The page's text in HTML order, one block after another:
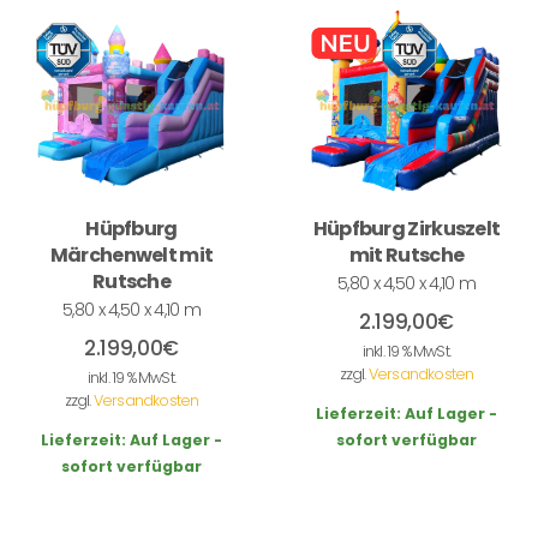
Hüpfburg
Märchenwelt mit
Rutsche
5,80 x 4,50 x 4,10 m
2.199,00€
inkl. 19 % MwSt.
zzgl.Versandkosten
Lieferzeit: Auf Lager -
sofort verfügbar
Hüpfburg Zirkuszelt
mit Rutsche
5,80 x 4,50 x 4,10 m
2.199,00€
inkl. 19 % MwSt.
zzgl.Versandkosten
Lieferzeit: Auf Lager -
sofort verfügbar